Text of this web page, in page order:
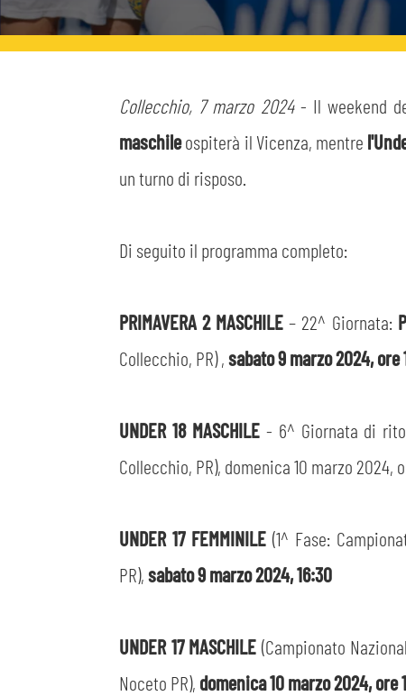
STORE
MUSEO
MEDIA
Collecchio, 7 marzo 2024- Il weekend
maschileospiterà il Vicenza, mentre
un turno di risposo.
Di seguito il programma completo:
PRIMAVERA 2 MASCHILE – 22^ Giornata:
Collecchio, PR) ,sabato 9 marzo 2024, ore
UNDER 18 MASCHILE- 6^ Giornata di
Collecchio, PR), domenica 10 marzo 2024,
UNDER 17 FEMMINILE(1^ Fase:
PR),sabato 9 marzo 2024, 16:30
UNDER 17 MASCHILE (Campionato
Noceto PR), domenica 10 marzo 2024, ore